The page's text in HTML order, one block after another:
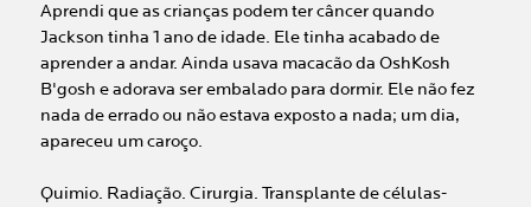
Aprendi que as crianças podem ter câncer quando
Jackson tinha 1 ano de idade. Ele tinha acabado de
aprender a andar. Ainda usava macacão da OshKosh
B'gosh e adorava ser embalado para dormir. Ele não fez
nada de errado ou não estava exposto a nada; um dia,
apareceu um caroço.
Quimio. Radiação. Cirurgia. Transplante de células-